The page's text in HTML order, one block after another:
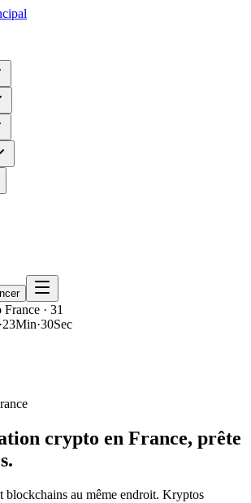
· 31
·23Min·30Sec
crypto en France, prête
blockchains au même endroit. Kryptos